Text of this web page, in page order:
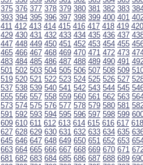
375 376 377 378 379 380 381 382 383
393 394 395 396 397 398 399 400 401
411 412 413 414 415 416 417 418 419 420
429 430 431 432 433 434 435 436 437
447 448 449 450 451 452 453 454 455
465 466 467 468 469 470 471 472 473
483 484 485 486 487 488 489 490 491
501 502 503 504 505 506 507 508 509
519 520 521 522 523 524 525 526 527
537 538 539 540 541 542 543 544 545
555 556 557 558 559 560 561 562 563
573 574 575 576 577 578 579 580 581
591 592 593 594 595 596 597 598 599
609 610 611 612 613 614 615 616 617 618
627 628 629 630 631 632 633 634 635
645 646 647 648 649 650 651 652 653
663 664 665 666 667 668 669 670 671
681 682 683 684 685 686 687 688 689